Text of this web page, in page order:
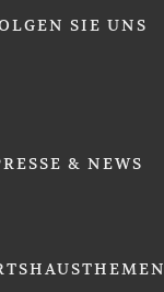
SIE UNS
& NEWS